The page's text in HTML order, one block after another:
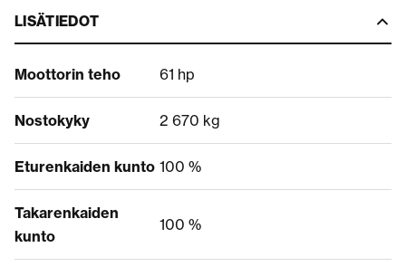
LISÄTIEDOT
Moottorin teho 61 hp
Nostokyky 2 670 kg
Eturenkaiden kunto 100 %
Takarenkaiden
kunto
100 %